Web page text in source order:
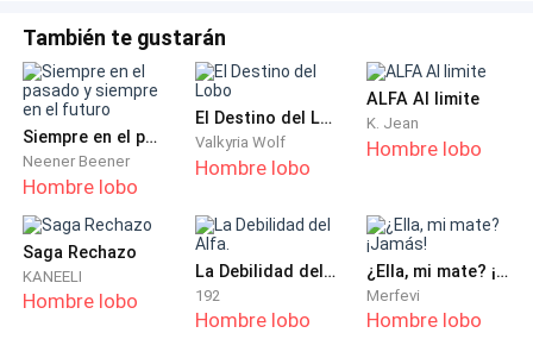
No me extraña de Meg, es un poco exagerada, la otra
vez tuvo una herida que se hizo con un cuchillo y dijo
que iba a morir, pero su herida se cerró en cosa de
minutos, luego que le puse algo de agua oxigenada. A
veces se me olvida que solo tiene ocho años y que
cualquier cosa la asusta.
―Bueno, vamos a ver a la nueva, pero primero tengo
que tomar café, ¿de acuerdo? ―le pregunto.
También te gustarán
Siempre en el pasado y siempre en el futuro
Neener Beener
Hombre lobo
El Destino del Lobo
Valkyria Wolf
Hombre lobo
ALFA Al limite
K. Jean
Hombre lobo
Saga Rechazo
KANEELI
Hombre lobo
La Debilidad del Alfa.
192
Hombre lobo
¿Ella, mi mate? ¡Jamás!
Merfevi
Hombre lobo